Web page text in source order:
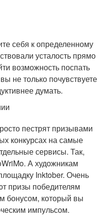
себя к определенному
усталость прямо
возможность поспать
не только почувствуете
думать.
пестрят призывами
конкурсах на самые
сервисы. Так,
А художникам
Inktober. Очень
призы победителям
бонусом, который вы
импульсом.